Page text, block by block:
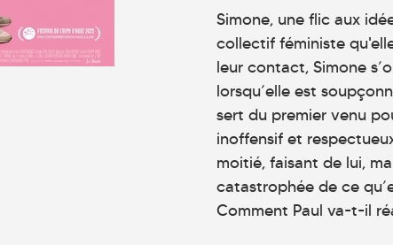
Simone, une flic aux
collectif féministe
leur contact, Simone
lorsqu’elle est
sert du premier venu
inoffensif et
moitié, faisant de lui,
catastrophée de ce
Comment Paul va-t-il